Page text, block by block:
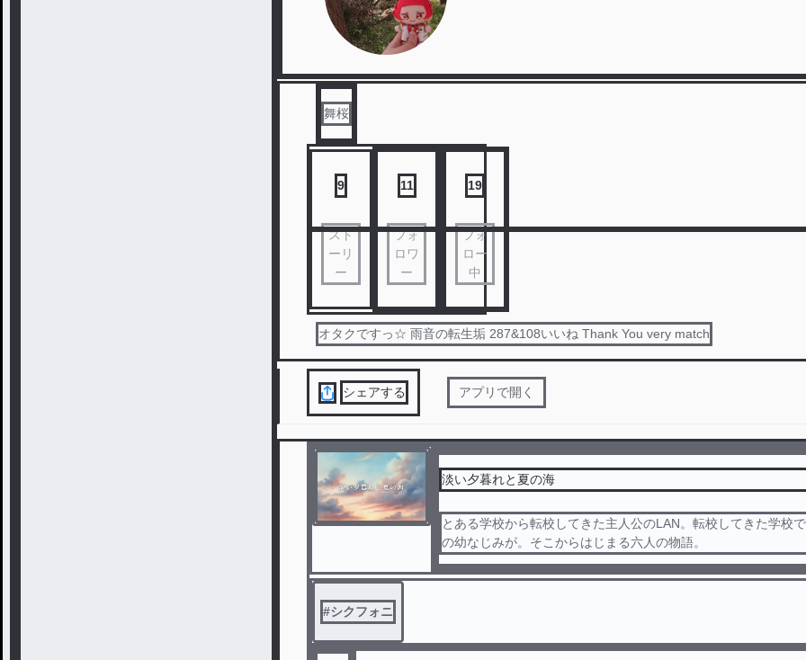
舞桜
9
スト
ーリ
ー
11
フォ
ロワ
ー
19
フォ
ロー
中
オタクですっ☆ 雨音の転生垢 287&108いいね Thank You very match
シェアする アプリで開く
淡い夕暮れと夏の海
とある学校から転校してきた主人公のLAN。転校してきた学校
の幼なじみが。そこからはじまる六人の物語。
#シクフォニ